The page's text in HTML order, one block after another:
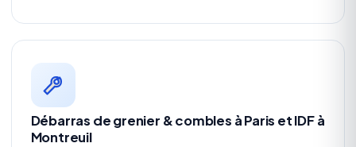
Débarras de grenier & combles à Paris et IDF à
Montreuil